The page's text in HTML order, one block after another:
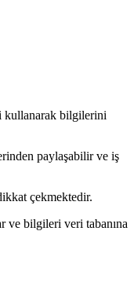
kullanarak bilgilerini
paylaşabilir ve iş
çekmektedir.
ve bilgileri veri tabanına